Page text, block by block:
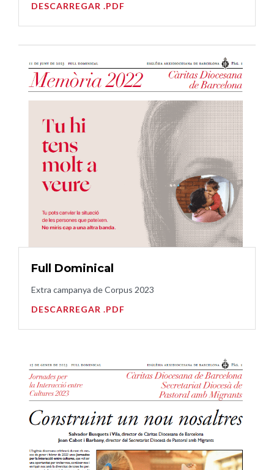
DESCARREGAR .PDF
Full Dominical
Extra campanya de Corpus 2023
DESCARREGAR .PDF